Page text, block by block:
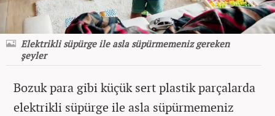
Elektrikli süpürge ile asla süpürmemeniz gereken
şeyler
Bozuk para gibi küçük sert plastik parçalarda
elektrikli süpürge ile asla süpürmemeniz